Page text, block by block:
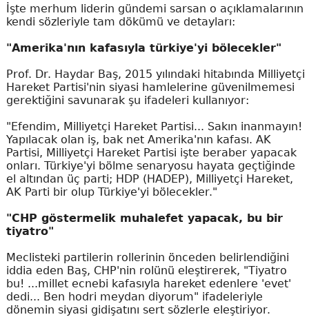
İşte merhum liderin gündemi sarsan o açıklamalarının
kendi sözleriyle tam dökümü ve detayları:
"Amerika'nın kafasıyla türkiye'yi bölecekler"
Prof. Dr. Haydar Baş, 2015 yılındaki hitabında Milliyetçi
Hareket Partisi'nin siyasi hamlelerine güvenilmemesi
gerektiğini savunarak şu ifadeleri kullanıyor:
"Efendim, Milliyetçi Hareket Partisi... Sakın inanmayın!
Yapılacak olan iş, bak net Amerika'nın kafası. AK
Partisi, Milliyetçi Hareket Partisi işte beraber yapacak
onları. Türkiye'yi bölme senaryosu hayata geçtiğinde
el altından üç parti; HDP (HADEP), Milliyetçi Hareket,
AK Parti bir olup Türkiye'yi bölecekler."
"CHP göstermelik muhalefet yapacak, bu bir
tiyatro"
Meclisteki partilerin rollerinin önceden belirlendiğini
iddia eden Baş, CHP'nin rolünü eleştirerek, "Tiyatro
bu! ...millet ecnebi kafasıyla hareket edenlere 'evet'
dedi... Ben hodri meydan diyorum" ifadeleriyle
dönemin siyasi gidişatını sert sözlerle eleştiriyor.